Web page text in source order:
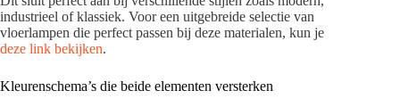
industrieel of klassiek. Voor een uitgebreide selectie van
vloerlampen die perfect passen bij deze materialen, kun je
deze link bekijken.
Kleurenschema’s die beide elementen versterken